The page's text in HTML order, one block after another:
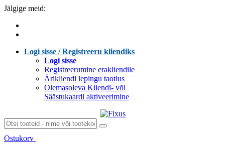
Jälgige meid:
Logi sisse / Registreeru kliendiks
Logi sisse
Registreerumine erakliendile
Ärikliendi lepingu taotlus
Olemasoleva Kliendi- või
Säästukaardi aktiveerimine
Ostukorv